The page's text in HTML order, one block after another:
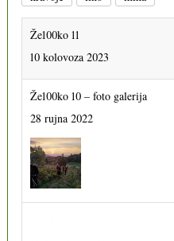
Že100ko 11
10 kolovoza 2023
Že100ko 10 – foto galerija
28 rujna 2022